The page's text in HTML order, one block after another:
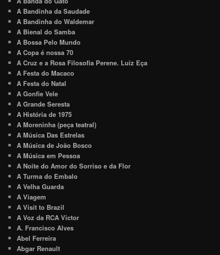
A Bandinha da Saudade
A Bandinha do Waldemar
A Bienal do Samba
A Bossa Pelo Mundo
A Copa é nossa 70
A Cruz e a Rosa Filosofia Perene. Luiz Eça
A Festa do Macaco
A Festa do Natal
A Gonfie Vele
A Grande Seresta
A História de 1975
A Moreninha (peça teatral)
A Música Das Estrelas
A Música de João Bosco
A Música em Pessoa
A Noite do Amor do Sorriso e da Flor
A Turma do Embalo
A Velha Guarda
A Viagem
A Visit to Brazil
A Voz da RCA Victor
A. Francisco Alves
Abel Ferreira
Abgar Renault